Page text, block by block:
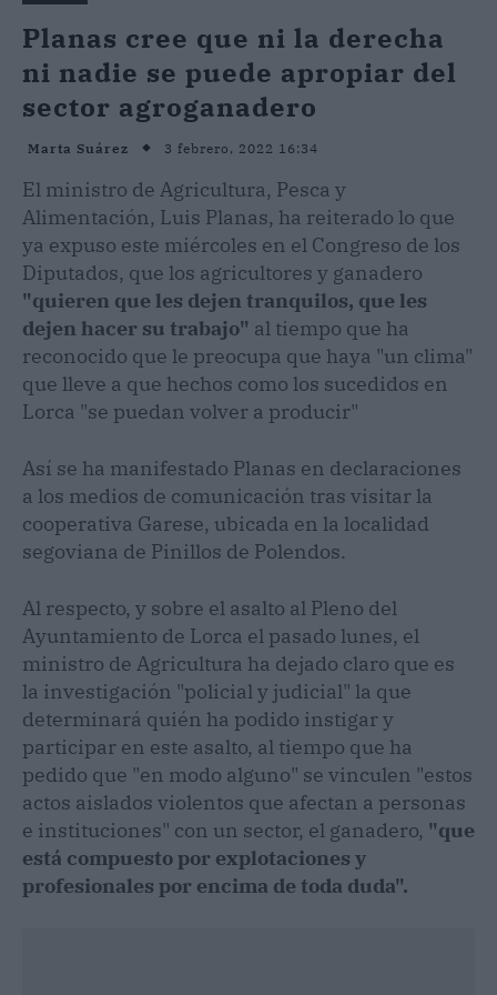
Planas cree que ni la derecha
ni nadie se puede apropiar del
sector agroganadero
Marta Suárez 3 febrero, 2022 16:34
El ministro de Agricultura, Pesca y
Alimentación, Luis Planas, ha reiterado lo que
ya expuso este miércoles en el Congreso de los
Diputados, que los agricultores y ganadero
"quieren que les dejen tranquilos, que les
dejen hacer su trabajo" al tiempo que ha
reconocido que le preocupa que haya "un clima"
que lleve a que hechos como los sucedidos en
Lorca "se puedan volver a producir"
Así se ha manifestado Planas en declaraciones
a los medios de comunicación tras visitar la
cooperativa Garese, ubicada en la localidad
segoviana de Pinillos de Polendos.
Al respecto, y sobre el asalto al Pleno del
Ayuntamiento de Lorca el pasado lunes, el
ministro de Agricultura ha dejado claro que es
la investigación "policial y judicial" la que
determinará quién ha podido instigar y
participar en este asalto, al tiempo que ha
pedido que "en modo alguno" se vinculen "estos
actos aislados violentos que afectan a personas
e instituciones" con un sector, el ganadero, "que
está compuesto por explotaciones y
profesionales por encima de toda duda".